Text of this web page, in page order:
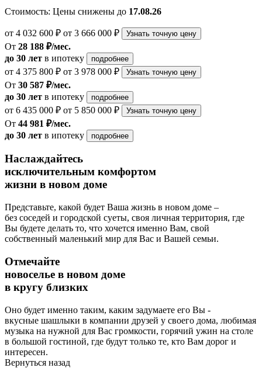
Стоимость: Цены снижены до 17.08.26
от 4 032 600 ₽ от 3 666 000 ₽ Узнать точную цену
От 28 188 ₽/мес.
до 30 лет в ипотеку подробнее
от 4 375 800 ₽ от 3 978 000 ₽ Узнать точную цену
От 30 587 ₽/мес.
до 30 лет в ипотеку подробнее
от 6 435 000 ₽ от 5 850 000 ₽ Узнать точную цену
От 44 981 ₽/мес.
до 30 лет в ипотеку подробнее
Наслаждайтесь
исключительным комфортом
жизни в новом доме
Представьте, какой будет Ваша жизнь в новом доме –
без соседей и городской суеты, своя личная территория, где
Вы будете делать то, что хочется именно Вам, свой
собственный маленький мир для Вас и Вашей семьи.
Отмечайте
новоселье в новом доме
в кругу близких
Оно будет именно таким, каким задумаете его Вы -
вкусные шашлыки в компании друзей у своего дома, любимая
музыка на нужной для Вас громкости, горячий ужин на столе
в большой гостиной, где будут только те, кто Вам дорог и
интересен.
Вернуться назад